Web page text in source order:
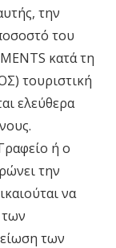
την
του
κατά τη
τουριστική
ελεύθερα
ή ο
την
να
των